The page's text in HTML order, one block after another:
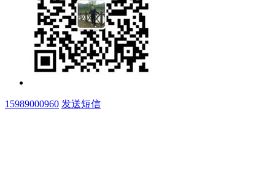
15989000960 发送短信